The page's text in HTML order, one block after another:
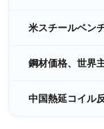
米スチールベン
鋼材価格、世界
中国熱延コイル